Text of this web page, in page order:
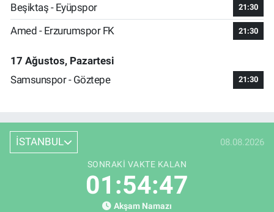
Beşiktaş - Eyüpspor 21:30
Amed - Erzurumspor FK 21:30
17 Ağustos, Pazartesi
Samsunspor - Göztepe
21:30
İSTANBUL 08.08.2026
SONRAKI VAKTE KALAN
01:54:46
Akşam Namazı